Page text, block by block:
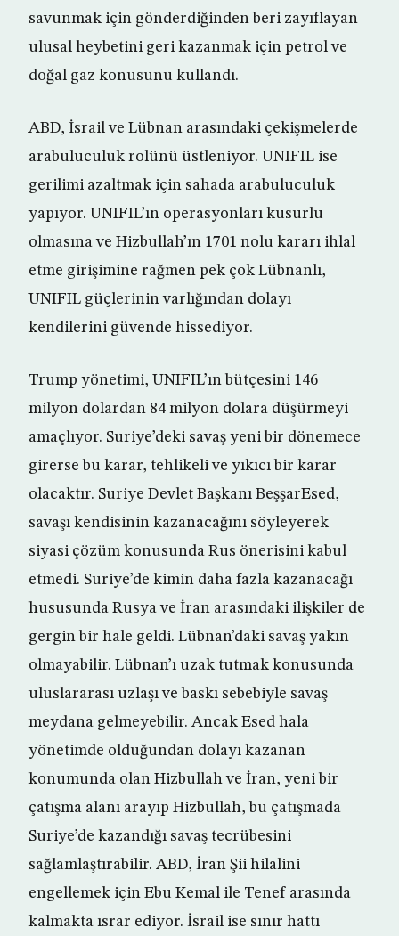
savunmak için gönderdiğinden beri zayıflayan
ulusal heybetini geri kazanmak için petrol ve
doğal gaz konusunu kullandı.
ABD, İsrail ve Lübnan arasındaki çekişmelerde
arabuluculuk rolünü üstleniyor. UNIFIL ise
gerilimi azaltmak için sahada arabuluculuk
yapıyor. UNIFIL’ın operasyonları kusurlu
olmasına ve Hizbullah’ın 1701 nolu kararı ihlal
etme girişimine rağmen pek çok Lübnanlı,
UNIFIL güçlerinin varlığından dolayı
kendilerini güvende hissediyor.
Trump yönetimi, UNIFIL’ın bütçesini 146
milyon dolardan 84 milyon dolara düşürmeyi
amaçlıyor. Suriye’deki savaş yeni bir dönemece
girerse bu karar, tehlikeli ve yıkıcı bir karar
olacaktır. Suriye Devlet Başkanı BeşşarEsed,
savaşı kendisinin kazanacağını söyleyerek
siyasi çözüm konusunda Rus önerisini kabul
etmedi. Suriye’de kimin daha fazla kazanacağı
hususunda Rusya ve İran arasındaki ilişkiler de
gergin bir hale geldi. Lübnan’daki savaş yakın
olmayabilir. Lübnan’ı uzak tutmak konusunda
uluslararası uzlaşı ve baskı sebebiyle savaş
meydana gelmeyebilir. Ancak Esed hala
yönetimde olduğundan dolayı kazanan
konumunda olan Hizbullah ve İran, yeni bir
çatışma alanı arayıp Hizbullah, bu çatışmada
Suriye’de kazandığı savaş tecrübesini
sağlamlaştırabilir. ABD, İran Şii hilalini
engellemek için Ebu Kemal ile Tenef arasında
kalmakta ısrar ediyor. İsrail ise sınır hattı